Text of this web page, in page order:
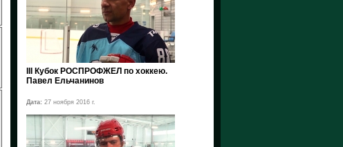
III Кубок РОСПРОФЖЕЛ по хоккею.
Павел Ельчанинов
Дата: 27 ноября 2016 г.